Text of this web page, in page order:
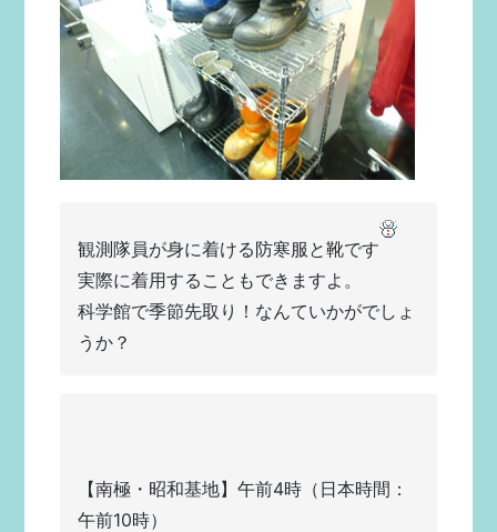
観測隊員が身に着ける防寒服と靴です
実際に着用することもできますよ。
科学館で季節先取り！なんていかがでしょ
うか？
【南極・昭和基地】午前4時（日本時間：
午前10時）